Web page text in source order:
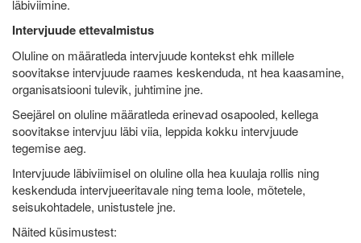
läbiviimine.
Intervjuude ettevalmistus
Oluline on määratleda intervjuude kontekst ehk millele
soovitakse intervjuude raames keskenduda, nt hea kaasamine,
organisatsiooni tulevik, juhtimine jne.
Seejärel on oluline määratleda erinevad osapooled, kellega
soovitakse intervjuu läbi viia, leppida kokku intervjuude
tegemise aeg.
Intervjuude läbiviimisel on oluline olla hea kuulaja rollis ning
keskenduda intervjueeritavale ning tema loole, mõtetele,
seisukohtadele, unistustele jne.
Näited küsimustest: